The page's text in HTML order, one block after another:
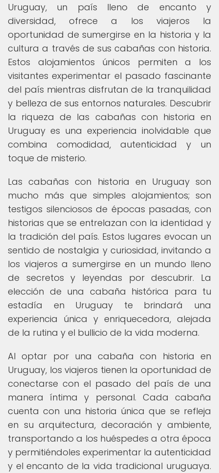
Uruguay, un país lleno de encanto y
diversidad, ofrece a los viajeros la
oportunidad de sumergirse en la historia y la
cultura a través de sus cabañas con historia.
Estos alojamientos únicos permiten a los
visitantes experimentar el pasado fascinante
del país mientras disfrutan de la tranquilidad
y belleza de sus entornos naturales. Descubrir
la riqueza de las cabañas con historia en
Uruguay es una experiencia inolvidable que
combina comodidad, autenticidad y un
toque de misterio.
Las cabañas con historia en Uruguay son
mucho más que simples alojamientos; son
testigos silenciosos de épocas pasadas, con
historias que se entrelazan con la identidad y
la tradición del país. Estos lugares evocan un
sentido de nostalgia y curiosidad, invitando a
los viajeros a sumergirse en un mundo lleno
de secretos y leyendas por descubrir. La
elección de una cabaña histórica para tu
estadía en Uruguay te brindará una
experiencia única y enriquecedora, alejada
de la rutina y el bullicio de la vida moderna.
Al optar por una cabaña con historia en
Uruguay, los viajeros tienen la oportunidad de
conectarse con el pasado del país de una
manera íntima y personal. Cada cabaña
cuenta con una historia única que se refleja
en su arquitectura, decoración y ambiente,
transportando a los huéspedes a otra época
y permitiéndoles experimentar la autenticidad
y el encanto de la vida tradicional uruguaya.